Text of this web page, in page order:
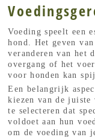
Voeding speelt een
hond. Het geven
veranderen van het
overgang of het
voor honden kan
Een belangrijk
kiezen van de juiste
te selecteren dat
voldoet aan hun
om de voeding van